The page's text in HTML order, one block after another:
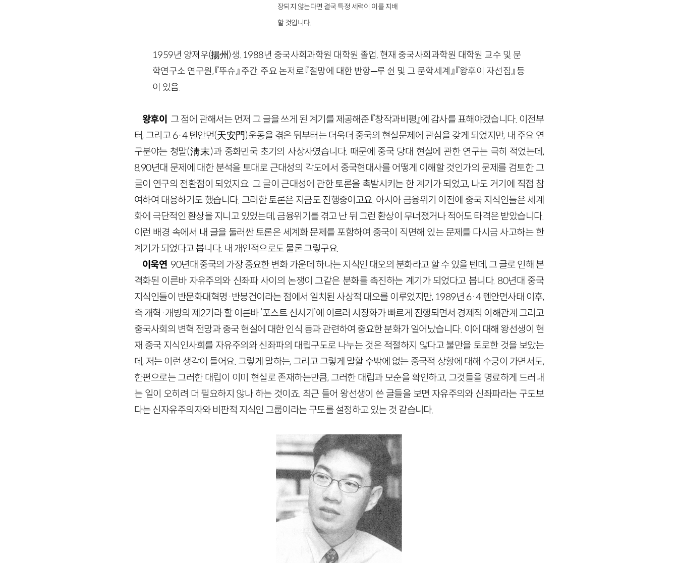
장되지 않는다면 결국 특정 세력이 이를 지배
할 것입니다.
1959년 양져우(揚州)생. 1988년 중국사회과학원 대학원 졸업. 현재 중국사회과학원 대학원 교수 및 문
학연구소 연구원, 『뚜슈』 주간. 주요 논저로 『절망에 대한 반항─루 쉰 및 그 문학세계』 『왕후이 자선집』 등
이 있음.
왕후이 그 점에 관해서는 먼저 그 글을 쓰게 된 계기를 제공해준 『창작과비평』에 감사를 표해야겠습니다. 이전부
터, 그리고 6·4 톈안먼(天安門)운동을 겪은 뒤부터는 더욱더 중국의 현실문제에 관심을 갖게 되었지만, 내 주요 연
구분야는 청말(淸末)과 중화민국 초기의 사상사였습니다. 때문에 중국 당대 현실에 관한 연구는 극히 적었는데,
8,90년대 문제에 대한 분석을 토대로 근대성의 각도에서 중국현대사를 어떻게 이해할 것인가의 문제를 검토한 그
글이 연구의 전환점이 되었지요. 그 글이 근대성에 관한 토론을 촉발시키는 한 계기가 되었고, 나도 거기에 직접 참
여하여 대응하기도 했습니다. 그러한 토론은 지금도 진행중이고요. 아시아 금융위기 이전에 중국 지식인들은 세계
화에 극단적인 환상을 지니고 있었는데, 금융위기를 겪고 난 뒤 그런 환상이 무너졌거나 적어도 타격은 받았습니다.
이런 배경 속에서 내 글을 둘러싼 토론은 세계화 문제를 포함하여 중국이 직면해 있는 문제를 다시금 사고하는 한
계기가 되었다고 봅니다. 내 개인적으로도 물론 그렇구요.
이욱연 90년대 중국의 가장 중요한 변화 가운데 하나는 지식인 대오의 분화라고 할 수 있을 텐데, 그 글로 인해 본
격화된 이른바 자유주의와 신좌파 사이의 논쟁이 그같은 분화를 촉진하는 계기가 되었다고 봅니다. 80년대 중국
지식인들이 반문화대혁명·반봉건이라는 점에서 일치된 사상적 대오를 이루었지만, 1989년 6·4 톈안먼사태 이후,
즉 개혁·개방의 제2기라 할 이른바 ‘포스트 신시기’에 이르러 시장화가 빠르게 진행되면서 경제적 이해관계 그리고
중국사회의 변혁 전망과 중국 현실에 대한 인식 등과 관련하여 중요한 분화가 일어났습니다. 이에 대해 왕선생이 현
재 중국 지식인사회를 자유주의와 신좌파의 대립구도로 나누는 것은 적절하지 않다고 불만을 토로한 것을 보았는
데, 저는 이런 생각이 들어요. 그렇게 말하는, 그리고 그렇게 말할 수밖에 없는 중국적 상황에 대해 수긍이 가면서도,
한편으로는 그러한 대립이 이미 현실로 존재하는만큼, 그러한 대립과 모순을 확인하고, 그것들을 명료하게 드러내
는 일이 오히려 더 필요하지 않나 하는 것이죠. 최근 들어 왕선생이 쓴 글들을 보면 자유주의와 신좌파라는 구도보
다는 신자유주의자와 비판적 지식인 그룹이라는 구도를 설정하고 있는 것 같습니다.